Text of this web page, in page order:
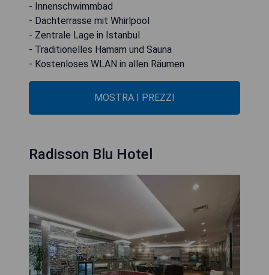
- Innenschwimmbad
- Dachterrasse mit Whirlpool
- Zentrale Lage in Istanbul
- Traditionelles Hamam und Sauna
- Kostenloses WLAN in allen Räumen
MOSTRA I PREZZI
Radisson Blu Hotel